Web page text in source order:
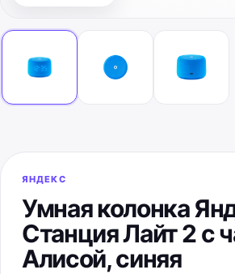
ЯНДЕКС
Умная колонка
Станция Лайт 2 с
Алисой, синяя